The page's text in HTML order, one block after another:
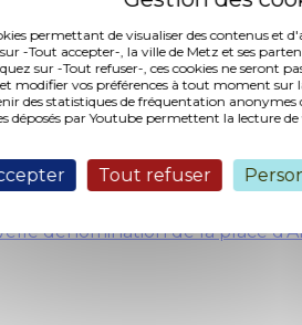
permettant de visualiser des contenus et
-Tout accepter-, la ville de Metz et ses
sur -Tout refuser-, ces cookies ne seront
modifier vos préférences à tout moment sur
des statistiques de fréquentation
déposés par Youtube permettent la lecture
Tout refuser
à divers projets culturels.
dénomination de la place